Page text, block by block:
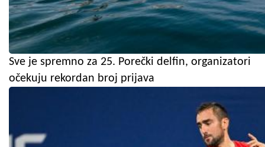
Sve je spremno za 25. Porečki delfin, organizatori
očekuju rekordan broj prijava